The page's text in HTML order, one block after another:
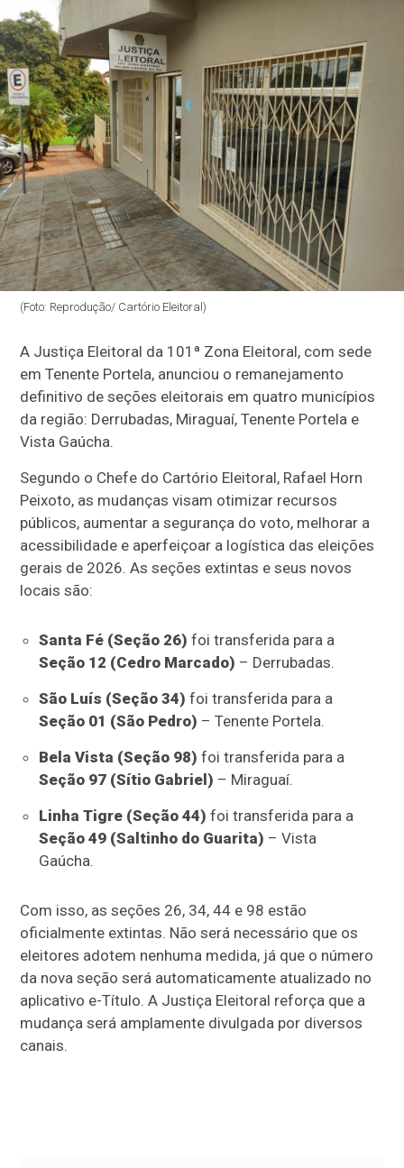
(Foto: Reprodução/ Cartório Eleitoral)
A Justiça Eleitoral da 101ª Zona Eleitoral, com sede
em Tenente Portela, anunciou o remanejamento
definitivo de seções eleitorais em quatro municípios
da região: Derrubadas, Miraguaí, Tenente Portela e
Vista Gaúcha.
Segundo o Chefe do Cartório Eleitoral, Rafael Horn
Peixoto, as mudanças visam otimizar recursos
públicos, aumentar a segurança do voto, melhorar a
acessibilidade e aperfeiçoar a logística das eleições
gerais de 2026. As seções extintas e seus novos
locais são:
Santa Fé (Seção 26) foi transferida para a
Seção 12 (Cedro Marcado) – Derrubadas.
São Luís (Seção 34) foi transferida para a
Seção 01 (São Pedro) – Tenente Portela.
Bela Vista (Seção 98) foi transferida para a
Seção 97 (Sítio Gabriel) – Miraguaí.
Linha Tigre (Seção 44) foi transferida para a
Seção 49 (Saltinho do Guarita) – Vista
Gaúcha.
Com isso, as seções 26, 34, 44 e 98 estão
oficialmente extintas. Não será necessário que os
eleitores adotem nenhuma medida, já que o número
da nova seção será automaticamente atualizado no
aplicativo e-Título. A Justiça Eleitoral reforça que a
mudança será amplamente divulgada por diversos
canais.